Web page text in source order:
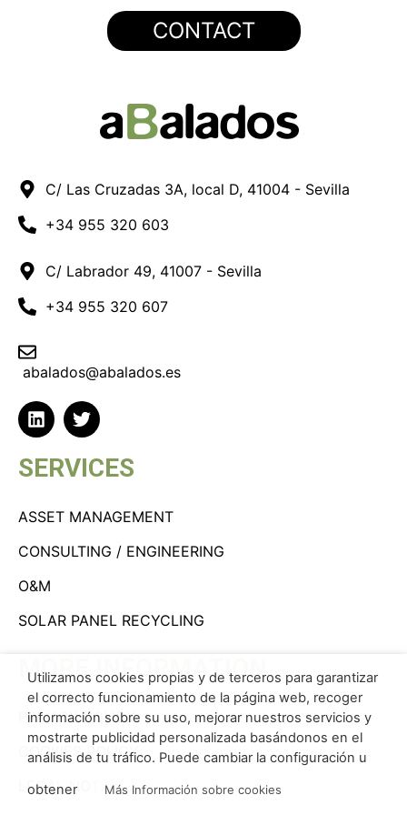
CONTACT
C/ Las Cruzadas 3A, local D, 41004 - Sevilla
+34 955 320 603
C/ Labrador 49, 41007 - Sevilla
+34 955 320 607
abalados@abalados.es
SERVICES
ASSET MANAGEMENT
CONSULTING / ENGINEERING
O&M
SOLAR PANEL RECYCLING
MORE INFORMATION
PRIVACY POLICY
COOKIES POLICY
LEGAL NOTICE
Utilizamos cookies propias y de terceros para garantizar
el correcto funcionamiento de la página web, recoger
información sobre su uso, mejorar nuestros servicios y
mostrarte publicidad personalizada basándonos en el
análisis de tu tráfico. Puede cambiar la configuración u
obtener
Más Información sobre cookies